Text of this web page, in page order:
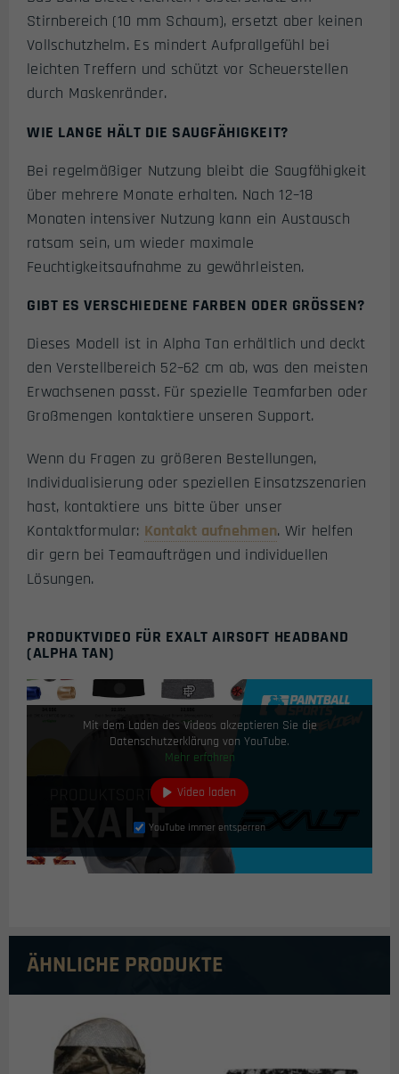
Stirnbereich (10 mm Schaum), ersetzt aber keinen
Vollschutzhelm. Es mindert Aufprallgefühl bei
leichten Treffern und schützt vor Scheuerstellen
durch Maskenränder.
WIE LANGE HÄLT DIE SAUGFÄHIGKEIT?
Bei regelmäßiger Nutzung bleibt die Saugfähigkeit
über mehrere Monate erhalten. Nach 12–18
Monaten intensiver Nutzung kann ein Austausch
ratsam sein, um wieder maximale
Feuchtigkeitsaufnahme zu gewährleisten.
GIBT ES VERSCHIEDENE FARBEN ODER GRÖSSEN?
Dieses Modell ist in Alpha Tan erhältlich und deckt
den Verstellbereich 52–62 cm ab, was den meisten
Erwachsenen passt. Für spezielle Teamfarben oder
Großmengen kontaktiere unseren Support.
Wenn du Fragen zu größeren Bestellungen,
Individualisierung oder speziellen Einsatzszenarien
hast, kontaktiere uns bitte über unser
Kontaktformular: Kontakt aufnehmen. Wir helfen
dir gern bei Teamaufträgen und individuellen
Lösungen.
PRODUKTVIDEO FÜR EXALT AIRSOFT HEADBAND
(ALPHA TAN)
Mit dem Laden des Videos akzeptieren Sie die
Datenschutzerklärung von YouTube.
Mehr erfahren
Video laden
YouTube immer entsperren
ÄHNLICHE PRODUKTE